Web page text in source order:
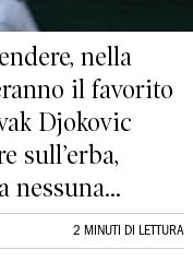
nella
il favorito
Djokovic
sull’erba,
nessuna...
2 MINUTI DI LETTURA